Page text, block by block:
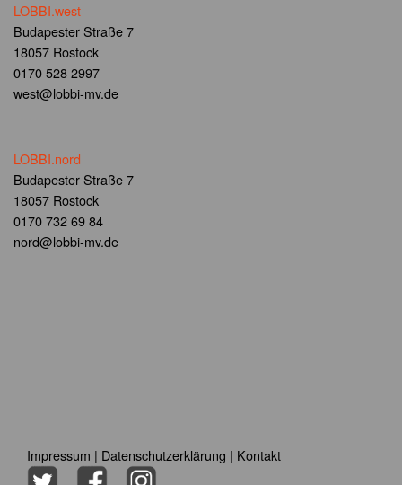
LOBBI.west
Budapester Straße 7
18057 Rostock
0170 528 2997
west@lobbi-mv.de
LOBBI.nord
Budapester Straße 7
18057 Rostock
0170 732 69 84
nord@lobbi-mv.de
Impressum | Datenschutzerklärung | Kontakt